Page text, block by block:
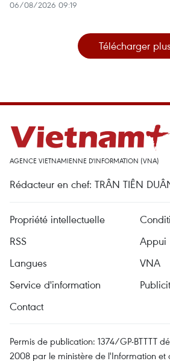
06/08/2026 09:19
Télécharger plus
AGENCE VIETNAMIENNE D'INFORMATION (VNA)
Rédacteur en chef: TRÂN TIÊN
Propriété intellectuelle
RSS
Appui
Langues
VNA
Service d'information
Contact
Permis de publication: 1374/GP-BTTTT
2008 par le ministère de l'Information